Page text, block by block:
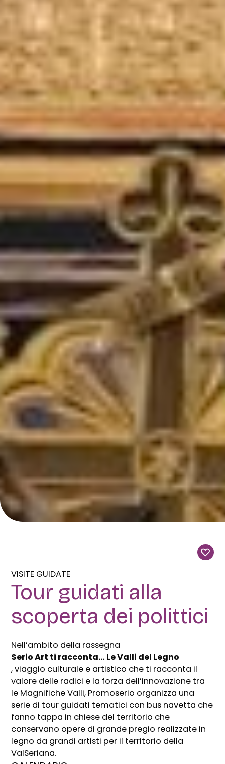
VISITE GUIDATE
Tour guidati alla
scoperta dei polittici
Nell’ambito della rassegna
Serio Art ti racconta… Le Valli del Legno
, viaggio culturale e artistico che ti racconta il
valore delle radici e la forza dell’innovazione tra
le Magnifiche Valli, Promoserio organizza una
serie di tour guidati tematici con bus navetta che
fanno tappa in chiese del territorio che
conservano opere di grande pregio realizzate in
legno da grandi artisti per il territorio della
ValSeriana.